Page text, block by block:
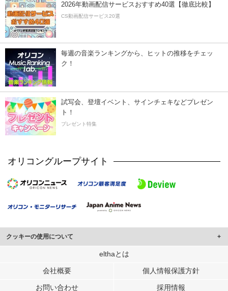
2026年動画配信サービスおすすめ40選【徹底比較】
CS動画配信サービス20選
毎週の音楽ランキングから、ヒットの推移をチェッ
ク！
試写会、登壇イベント、サインチェキなどプレゼン
ト！
プレゼント特集
オリコングループサイト
クッキーの使用について
このサイトでは Cookie を使用して、ユーザーに合わせたコンテンツや広告の
行っています。
メディアや広告配信、データ解析の各パートナーに提供しています。
elthaとは
会社概要 個人情報保護方針
お問い合わせ 採用情報